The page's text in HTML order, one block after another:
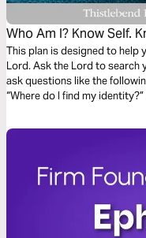
Who Am I? Know Self.
This plan is designed to help
Lord. Ask the Lord to search
ask questions like the
“Where do I find my